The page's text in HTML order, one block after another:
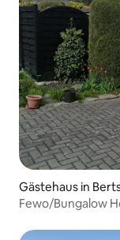
Gästehaus in
Fewo/Bungalow